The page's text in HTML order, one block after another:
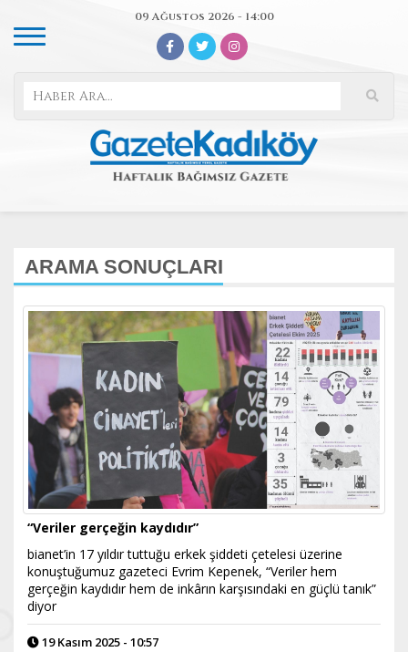
09 Ağustos 2026 - 14:00
ARAMA SONUÇLARI
“Veriler gerçeğin kaydıdır”
bianet’in 17 yıldır tuttuğu erkek şiddeti çetelesi üzerine
konuştuğumuz gazeteci Evrim Kepenek, “Veriler hem
gerçeğin kaydıdır hem de inkârın karşısındaki en güçlü tanık”
diyor
19 Kasım 2025 - 10:57